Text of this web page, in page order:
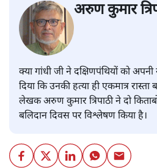
अरुण कुमार
क्या गांधी जी ने दक्षिणपंथियों को
दिया कि उनकी हत्या ही एकमात्र रास्ता
लेखक अरुण कुमार त्रिपाठी ने दो
बलिदान दिवस पर विश्लेषण किया है।